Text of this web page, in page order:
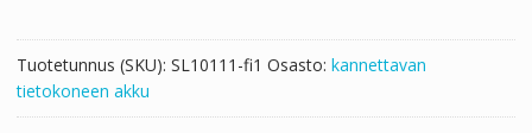
Tuotetunnus (SKU): SL10111-fi1 Osasto: kannettavan
tietokoneen akku